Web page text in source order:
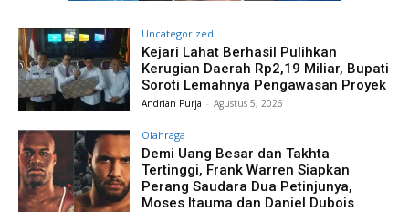
Uncategorized
Kejari Lahat Berhasil Pulihkan
Kerugian Daerah Rp2,19 Miliar, Bupati
Soroti Lemahnya Pengawasan Proyek
Andrian Purja - Agustus 5, 2026
Olahraga
Demi Uang Besar dan Takhta
Tertinggi, Frank Warren Siapkan
Perang Saudara Dua Petinjunya,
Moses Itauma dan Daniel Dubois